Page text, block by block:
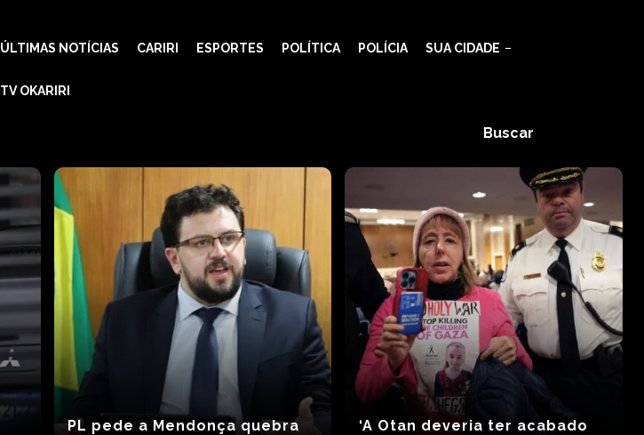
ÚLTIMAS NOTÍCIAS CARIRI ESPORTES POLÍTICA POLÍCIA SUA CIDADE
TV OKARIRI
Buscar
PL pede a Mendonça quebra
‘A Otan deveria ter acabado